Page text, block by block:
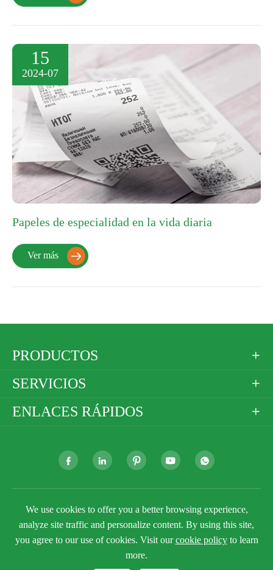
15
2024-07
Papeles de especialidad en la vida diaria
Ver más 
PRODUCTOS 
SERVICIOS 
ENLACES RÁPIDOS 
    
Derechos DE AUTOR ©Golden Paper Company
LimitedTodos los derechos reservados.
Sitemap
Política de privacidad

We use cookies to offer you a better browsing experience,
analyze site traffic and personalize content. By using this site,
you agree to our use of cookies. Visit ourcookie policyto learn
more.